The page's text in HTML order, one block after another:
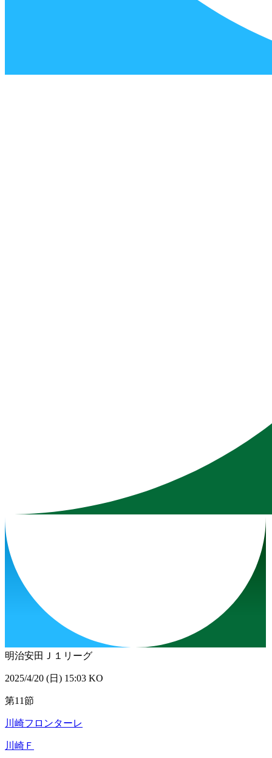
明治安田Ｊ１リーグ
2025/4/20 (日) 15:03 KO
第11節
川崎フロンターレ
川崎Ｆ